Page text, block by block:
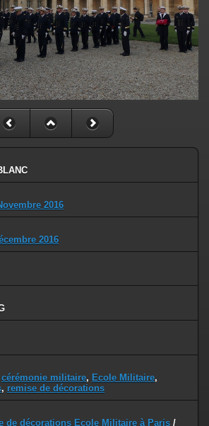
2016
2016
cérémonie militaire, Ecole Militaire,
, remise de décorations
de décorations Ecole Militaire à Paris /